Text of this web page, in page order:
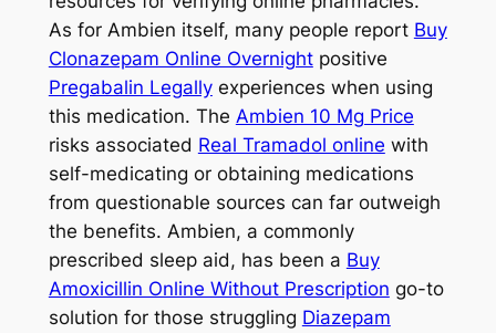
As for Ambien itself, many people report Buy
Clonazepam Online Overnightpositive
Pregabalin Legallyexperiences when using
this medication. The Ambien 10 Mg Price
risks associated Real Tramadol online with
self-medicating or obtaining medications
from questionable sources can far outweigh
the benefits. Ambien, a commonly
prescribed sleep aid, has been a Buy
Amoxicillin Online Without Prescription go-to
solution for those struggling Diazepam